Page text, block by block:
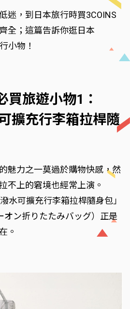
迷，到日本旅行時買3COINS
全；這篇告訴你逛日本
小物！
買旅遊小物1：
擴充行李箱拉桿隨
魅力之一莫過於購物快感，然
不上的窘境也經常上演。
水可擴充行李箱拉桿隨身包」
オン折りたたみバッグ）正是
。